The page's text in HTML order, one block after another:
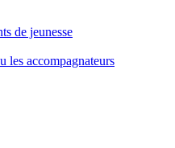
de jeunesse
les accompagnateurs